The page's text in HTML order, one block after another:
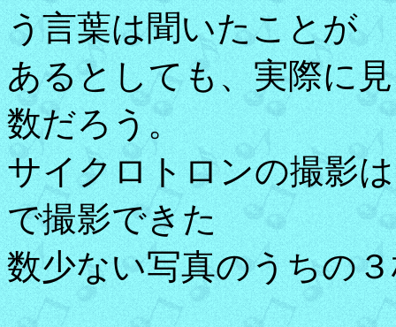
う言葉は聞いたことが
あるとしても、実際に
数だろう。
サイクロトロンの撮影
で撮影できた
数少ない写真のうちの